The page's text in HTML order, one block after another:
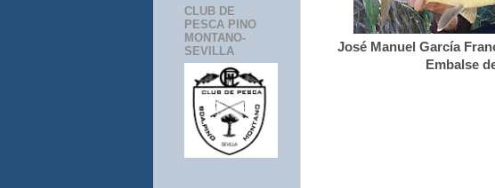
José Manuel García
Embalse
CLUB DE
PESCA PINO
MONTANO-
SEVILLA